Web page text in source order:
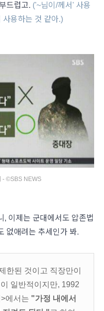
드럽고. ('~님이/께서' 사용
사용하는 것 같아.)
- ©SBS NEWS
, 이제는 군대에서도 압존법
없애려는 추세인가 봐.
한된 것이고 직장만이
일반적이지만, 1992
에서는 "가정 내에서